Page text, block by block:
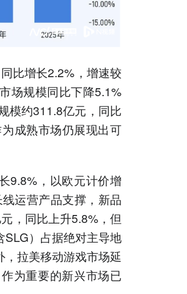
比增长2.2%，增速较
场规模同比下降5.1%
模约311.8亿元，同比
成熟市场仍展现出可
9.8%，以欧元计价增
运营产品支撑，新品
，同比上升5.8%，但
）占据绝对主导地
拉美移动游戏市场延
为重要的新兴市场已